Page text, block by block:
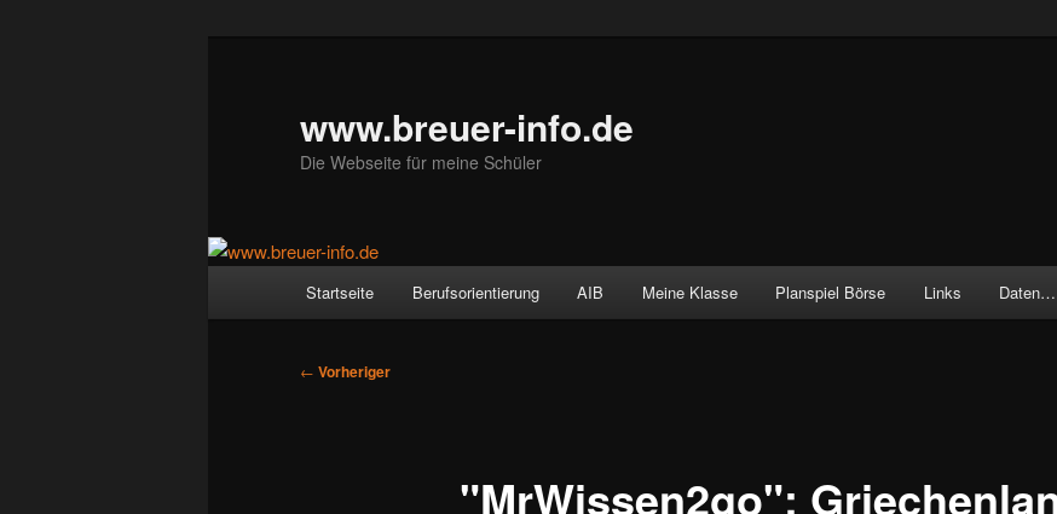
www.breuer-info.de
Die Webseite für meine Schüler
Startseite Berufsorientierung AIB Meine Klasse Planspiel Börse Links Daten…
Beitragsnavigation
← Vorheriger
"MrWissen2go":